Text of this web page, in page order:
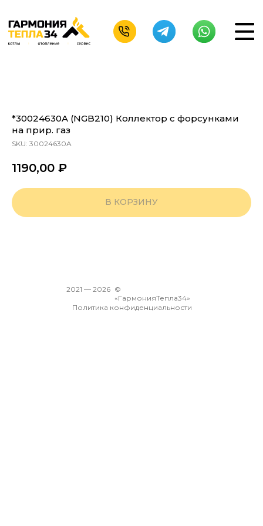
*30024630A (NGB210) Коллектор с форсунками
на прир. газ
SKU: 30024630A
1190,00 ₽
В КОРЗИНУ
Политика конфиденциальности
©
«ГармонияТепла34»
2026
2021 —